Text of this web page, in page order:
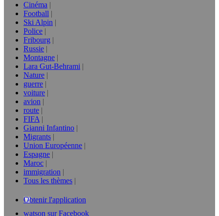
Cinéma
Football
Ski Alpin
Police
Fribourg
Russie
Montagne
Lara Gut-Behrami
Nature
guerre
voiture
avion
route
FIFA
Gianni Infantino
Migrants
Union Européenne
Espagne
Maroc
immigration
Tous les thèmes
Obtenir l'application
watson sur Facebook